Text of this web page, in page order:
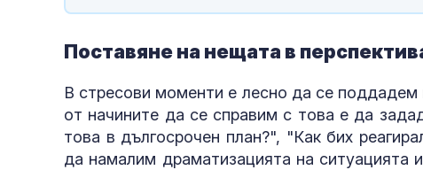
Поставяне на нещата в
В стресови моменти е лесно да се поддадем
от начините да се справим с това е да
това в дългосрочен план?", "Как бих
да намалим драматизацията на ситуацията